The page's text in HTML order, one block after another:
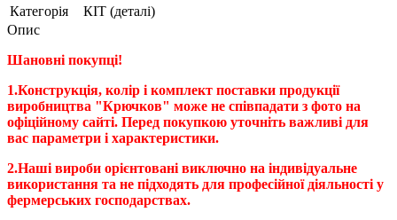
Категорія
КІТ (деталі)
Опис
Шановні покупці!
1.Конструкція, колір і комплект поставки продукції
виробництва "Крючков" може не співпадати з фото на
офіційному сайті. Перед покупкою уточніть важливі для
вас параметри і характеристики.
2.Наші вироби орієнтовані виключно на індивідуальне
використання та не підходять для професійної діяльності у
фермерських господарствах.